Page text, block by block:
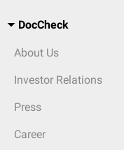
DocCheck
About Us
Investor Relations
Press
Career